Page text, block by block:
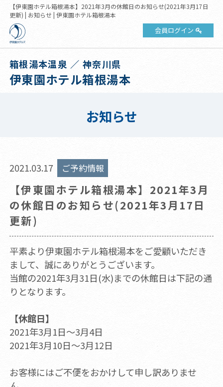
【伊東園ホテル箱根湯本】2021年3月の休館日のお知らせ(2021年3月17日
更新) | お知らせ | 伊東園ホテル箱根湯本
会員ログイン
箱根湯本温泉 ／ 神奈川県
伊東園ホテル箱根湯本
お知らせ
2021.03.17 ご予約情報
【伊東園ホテル箱根湯本】2021年3月
の休館日のお知らせ(2021年3月17日
更新)
平素より伊東園ホテル箱根湯本をご愛顧いただき
まして、誠にありがとうございます。
当館の2021年3月31日(水)までの休館日は下記の通
りとなります。
【休館日】
2021年3月1日～3月4日
2021年3月10日～3月12日
お客様にはご不便をおかけして申し訳ありませ